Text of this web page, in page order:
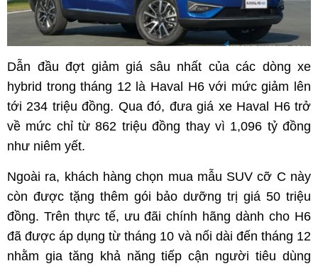
Dẫn đầu đợt giảm giá sâu nhất của các dòng xe
hybrid trong tháng 12 là Haval H6 với mức giảm lên
tới 234 triệu đồng. Qua đó, đưa giá xe Haval H6 trở
về mức chỉ từ 862 triệu đồng thay vì 1,096 tỷ đồng
như niêm yết.
Ngoài ra, khách hàng chọn mua mẫu SUV cỡ C này
còn được tặng thêm gói bảo dưỡng trị giá 50 triệu
đồng. Trên thực tế, ưu đãi chính hãng dành cho H6
đã được áp dụng từ tháng 10 và nối dài đến tháng 12
nhằm gia tăng khả năng tiếp cận người tiêu dùng